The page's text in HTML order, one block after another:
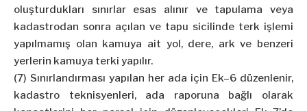
oluşturdukları sınırlar esas alınır ve tapulama veya
kadastrodan sonra açılan ve tapu sicilinde terk işlemi
yapılmamış olan kamuya ait yol, dere, ark ve benzeri
yerlerin kamuya terki yapılır.
(7) Sınırlandırması yapılan her ada için Ek–6 düzenlenir,
kadastro teknisyenleri, ada raporuna bağlı olarak